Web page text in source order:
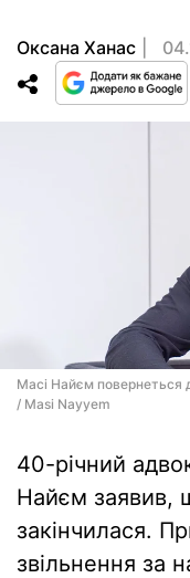
Оксана Ханас
Масі Найєм повернеться
/ Masi Nayyem
40-річний
Найєм заявив,
закінчилася.
звільнення за